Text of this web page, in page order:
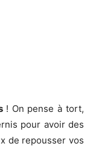
! On pense à tort,
pour avoir des
de repousser vos